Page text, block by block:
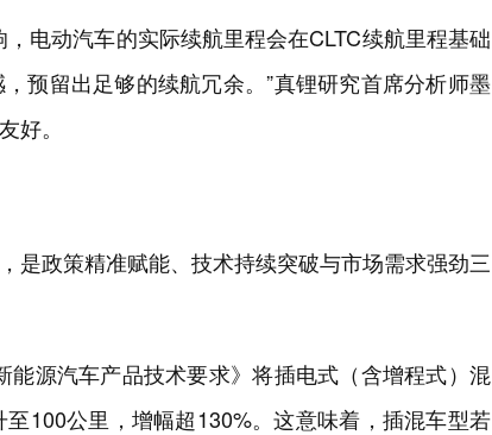
电动汽车的实际续航里程会在CLTC续航里程基础
预留出足够的续航冗余。”真锂研究首席分析师墨
好。
是政策精准赋能、技术持续突破与市场需求强劲三
源汽车产品技术要求》将插电式（含增程式）混
100公里，增幅超130%。这意味着，插混车型若